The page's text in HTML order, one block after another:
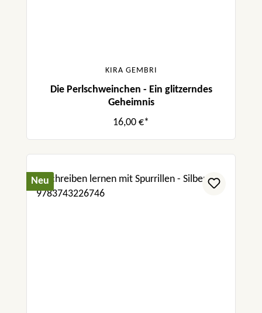
KIRA GEMBRI
Die Perlschweinchen - Ein glitzerndes
Geheimnis
16,00 €*
Neu